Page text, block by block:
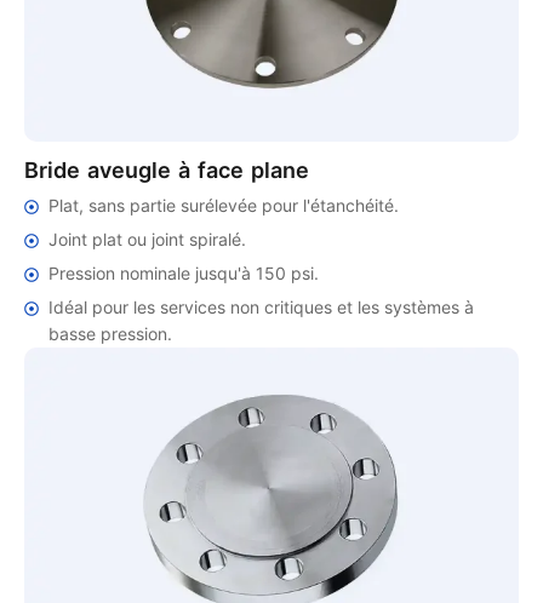
Bride aveugle à face plane
Plat, sans partie surélevée pour l'étanchéité.
Joint plat ou joint spiralé.
Pression nominale jusqu'à 150 psi.
Idéal pour les services non critiques et les systèmes à
basse pression.